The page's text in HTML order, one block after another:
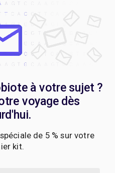
à votre sujet ?
voyage dès
de 5 % sur votre
kit.